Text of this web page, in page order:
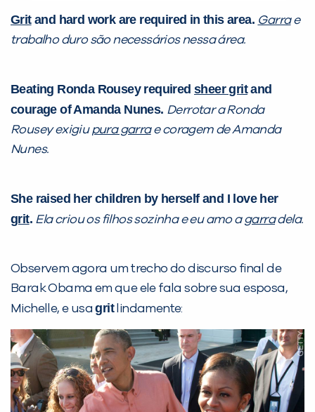
Gritand hard work are required in this area. Garrae
trabalho duro são necessários nessa área.
Beating Ronda Rousey required sheer gritand
courage of Amanda Nunes. Derrotar a Ronda
Rousey exigiupura garrae coragem de Amanda
Nunes.
She raised her children by herself and I love her
grit. Ela criou os filhos sozinha e eu amo agarradela.
Observem agora um trecho do discurso final de
Barak Obama em que ele fala sobre sua esposa,
Michelle, e usagritlindamente: